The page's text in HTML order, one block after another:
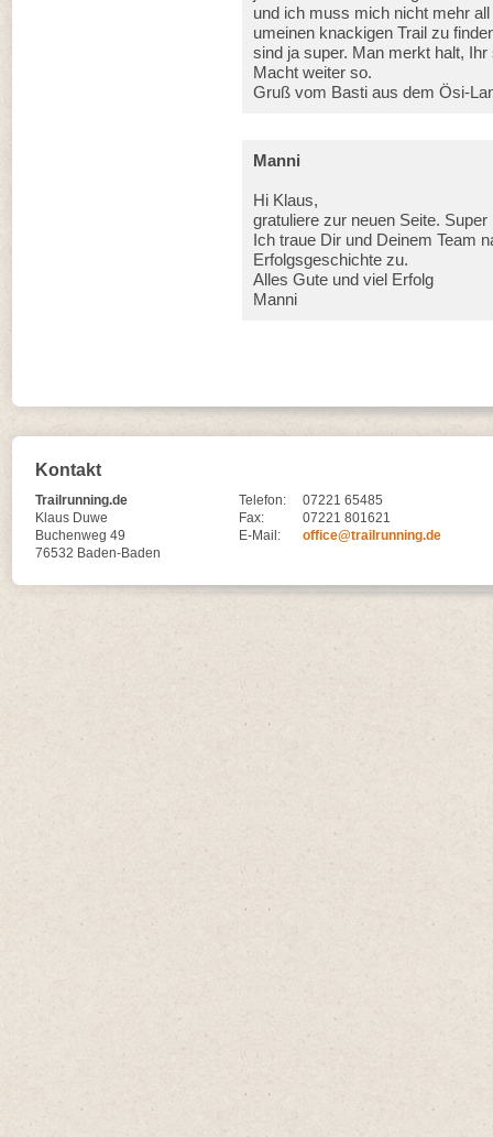
und ich muss mich nicht mehr
umeinen knackigen Trail zu
sind ja super. Man merkt halt,
Macht weiter so.
Gruß vom Basti aus dem Ösi-
Manni
Hi Klaus,
gratuliere zur neuen Seite.
Ich traue Dir und Deinem Team
Erfolgsgeschichte zu.
Alles Gute und viel Erfolg
Manni
Kontakt
Trailrunning.de
Klaus Duwe
Buchenweg 49
76532 Baden-Baden
Telefon:
07221 65485
Fax:
07221 801621
E-Mail:
office@trailrunning.de